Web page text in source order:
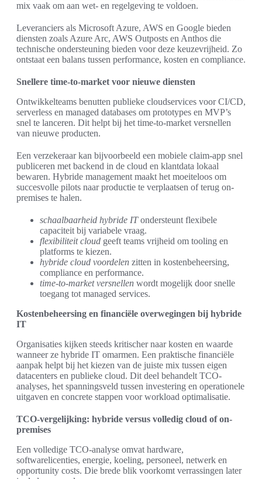
mix vaak om aan wet- en regelgeving te voldoen.
Leveranciers als Microsoft Azure, AWS en Google bieden
diensten zoals Azure Arc, AWS Outposts en Anthos die
technische ondersteuning bieden voor deze keuzevrijheid. Zo
ontstaat een balans tussen performance, kosten en compliance.
Snellere time-to-market voor nieuwe diensten
Ontwikkelteams benutten publieke cloudservices voor CI/CD,
serverless en managed databases om prototypes en MVP’s
snel te lanceren. Dit helpt bij het time-to-market versnellen
van nieuwe producten.
Een verzekeraar kan bijvoorbeeld een mobiele claim-app snel
publiceren met backend in de cloud en klantdata lokaal
bewaren. Hybride management maakt het moeiteloos om
succesvolle pilots naar productie te verplaatsen of terug on-
premises te halen.
schaalbaarheid hybride ITondersteunt flexibele
capaciteit bij variabele vraag.
flexibiliteit cloud geeft teams vrijheid om tooling en
platforms te kiezen.
hybride cloud voordelen zitten in kostenbeheersing,
compliance en performance.
time-to-market versnellen wordt mogelijk door snelle
toegang tot managed services.
Kostenbeheersing en financiële overwegingen bij hybride
IT
Organisaties kijken steeds kritischer naar kosten en waarde
wanneer ze hybride IT omarmen. Een praktische financiële
aanpak helpt bij het kiezen van de juiste mix tussen eigen
datacenters en publieke cloud. Dit deel behandelt TCO-
analyses, het spanningsveld tussen investering en operationele
uitgaven en concrete stappen voor workload optimalisatie.
TCO-vergelijking: hybride versus volledig cloud of on-
premises
Een volledige TCO-analyse omvat hardware,
softwarelicenties, energie, koeling, personeel, netwerk en
opportunity costs. Die brede blik voorkomt verrassingen later